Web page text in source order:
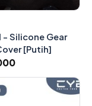
- Silicone Gear
[Putih]